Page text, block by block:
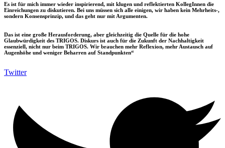
Es ist für mich immer wieder inspirierend, mit klugen und reflektierten KollegInnen die
Einreichungen zu diskutieren. Bei uns müssen sich alle einigen, wir haben kein Mehrheits-,
sondern Konsensprinzip, und das geht nur mit Argumenten.
Das ist eine große Herausforderung, aber gleichzeitig die Quelle für die hohe
Glaubwürdigkeit des TRIGOS. Diskurs ist auch für die Zukunft der Nachhaltigkeit
essenziell, nicht nur beim TRIGOS. Wir brauchen mehr Reflexion, mehr Austausch auf
Augenhöhe und weniger Beharren auf Standpunkten“
Twitter